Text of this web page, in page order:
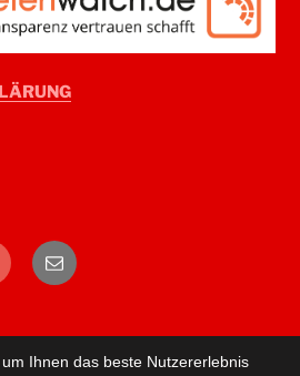
E-
Mail
Ihnen das beste Nutzererlebnis